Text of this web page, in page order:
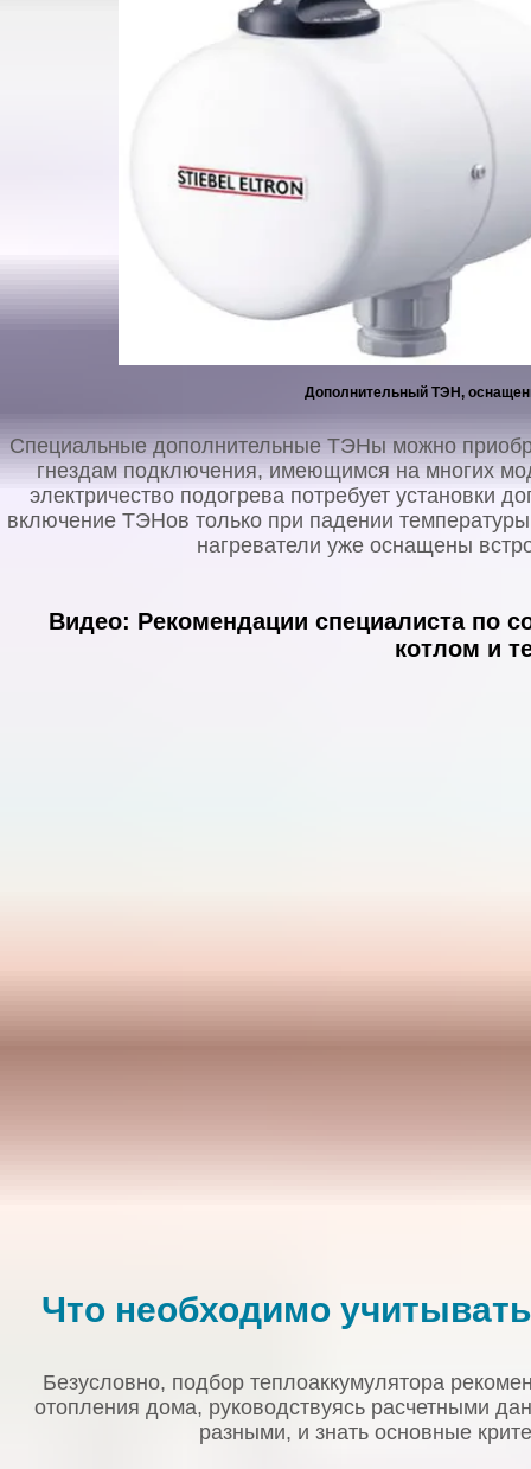
Дополнительный ТЭН,
Специальные дополнительные ТЭНы можно
гнездам подключения, имеющимся на многих
электричество подогрева потребует установки
включение ТЭНов только при падении
нагреватели уже оснащены
Видео: Рекомендации специалиста по
котлом и
Что необходимо
Безусловно, подбор теплоаккумулятора
отопления дома, руководствуясь расчетными
разными, и знать основные